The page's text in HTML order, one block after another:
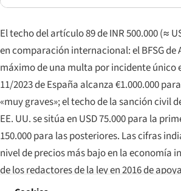
El techo del artículo 89 de INR 500.000 (≈
en comparación internacional: el BFSG de
máximo de una multa por incidente único
11/2023 de España alcanza €1.000.000
«muy graves»; el techo de la sanción civil
EE. UU. se sitúa en USD 75.000 para la
150.000 para las posteriores. Las cifras
nivel de precios más bajo en la economía
de los redactores de la ley en 2016 de
constitucional y de órdenes de